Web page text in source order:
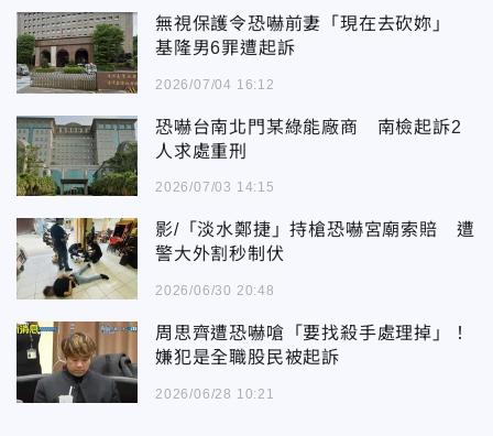
無視保護令恐嚇前妻「現在去砍妳」
基隆男6罪遭起訴
2026/07/04 16:12
恐嚇台南北門某綠能廠商 南檢起訴2
人求處重刑
2026/07/03 14:15
影/「淡水鄭捷」持槍恐嚇宮廟索賠 遭
警大外割秒制伏
2026/06/30 20:48
周思齊遭恐嚇嗆「要找殺手處理掉」！
嫌犯是全職股民被起訴
2026/06/28 10:21